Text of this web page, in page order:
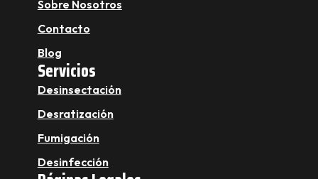
Sobre Nosotros
Contacto
Blog
Servicios
Desinsectación
Desratización
Fumigación
Desinfección